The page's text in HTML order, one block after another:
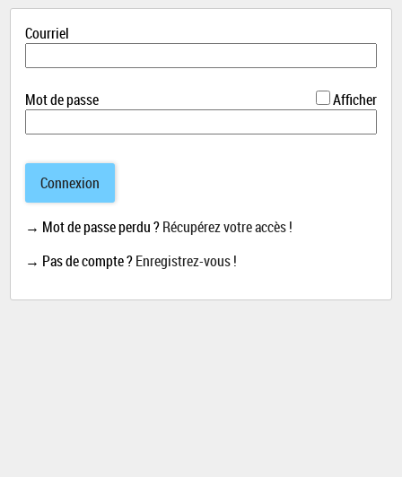
Courriel
Mot de passe Afficher
Connexion
→ Mot de passe perdu ?Récupérez votre accès !
→ Pas de compte ?Enregistrez-vous !